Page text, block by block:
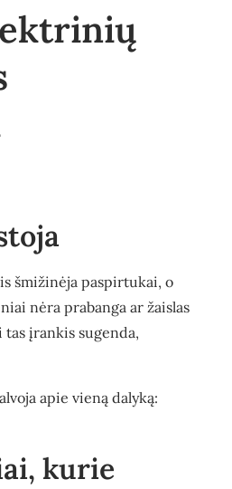
šmižinėja paspirtukai, o
nėra prabanga ar žaislas
įrankis sugenda,
apie vieną dalyką:
kurie